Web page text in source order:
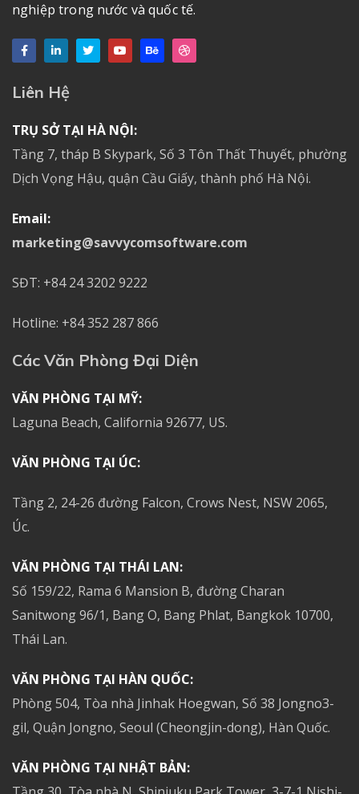
nghiệp trong nước và quốc tế.
Liên Hệ
TRỤ SỞ TẠI HÀ NỘI:
Tầng 7, tháp B Skypark, Số 3 Tôn Thất Thuyết, phường
Dịch Vọng Hậu, quận Cầu Giấy, thành phố Hà Nội.
Email:
marketing@savvycomsoftware.com
SĐT: +84 24 3202 9222
Hotline: +84 352 287 866
Các Văn Phòng Đại Diện
VĂN PHÒNG TẠI MỸ:
Laguna Beach, California 92677, US.
VĂN PHÒNG TẠI ÚC:
Tầng 2, 24-26 đường Falcon, Crows Nest, NSW 2065,
Úc.
VĂN PHÒNG TẠI THÁI LAN:
Số 159/22, Rama 6 Mansion B, đường Charan
Sanitwong 96/1, Bang O, Bang Phlat, Bangkok 10700,
Thái Lan.
VĂN PHÒNG TẠI HÀN QUỐC:
Phòng 504, Tòa nhà Jinhak Hoegwan, Số 38 Jongno3-
gil, Quận Jongno, Seoul (Cheongjin-dong), Hàn Quốc.
VĂN PHÒNG TẠI NHẬT BẢN: